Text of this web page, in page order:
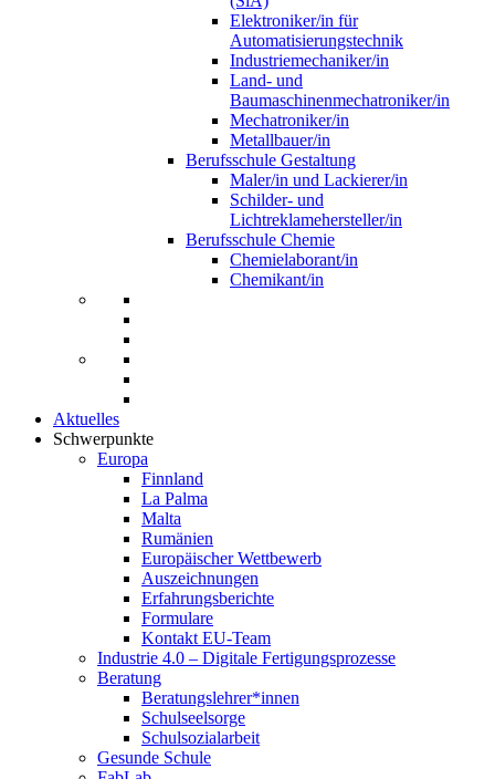
Elektroniker/in für
Automatisierungstechnik
Industriemechaniker/in
Land- und
Baumaschinenmechatroniker/in
Mechatroniker/in
Metallbauer/in
Berufsschule Gestaltung
Maler/in und Lackierer/in
Schilder- und
Lichtreklamehersteller/in
Berufsschule Chemie
Chemielaborant/in
Chemikant/in
Aktuelles
Schwerpunkte
Europa
Finnland
La Palma
Malta
Rumänien
Europäischer Wettbewerb
Auszeichnungen
Erfahrungsberichte
Formulare
Kontakt EU-Team
Industrie 4.0 – Digitale Fertigungsprozesse
Beratung
Beratungslehrer*innen
Schulseelsorge
Schulsozialarbeit
Gesunde Schule